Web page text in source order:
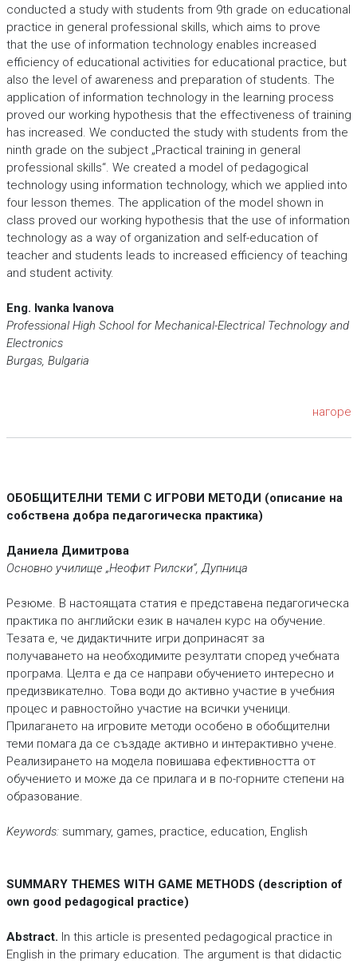
conducted a study with students from 9th grade on educational
practice in general professional skills, which aims to prove
that the use of information technology enables increased
efficiency of educational activities for educational practice, but
also the level of awareness and preparation of students. The
application of information technology in the learning process
proved our working hypothesis that the effectiveness of training
has increased. We conducted the study with students from the
ninth grade on the subject „Practical training in general
professional skills“. We created a model of pedagogical
technology using information technology, which we applied into
four lesson themes. The application of the model shown in
class proved our working hypothesis that the use of information
technology as a way of organization and self-education of
teacher and students leads to increased efficiency of teaching
and student activity.
Eng. Ivanka Ivanova
Professional High School for Mechanical-Electrical Technology and
Electronics
Burgas, Bulgaria
нагоре
ОБОБЩИТЕЛНИ ТЕМИ С ИГРОВИ МЕТОДИ (описание на
собствена добра педагогическа практика)
Даниела Димитрова
Основно училище „Неофит Рилски“, Дупница
Резюме. В настоящата статия е представена педагогическа
практика по английски език в начален курс на обучение.
Тезата е, че дидактичните игри допринасят за
получаването на необходимите резултати според учебната
програма. Целта е да се направи обучението интересно и
предизвикателно. Това води до активно участие в учебния
процес и равностойно участие на всички ученици.
Прилагането на игровите методи особено в обобщителни
теми помага да се създаде активно и интерактивно учене.
Реализирането на модела повишава ефективността от
обучението и може да се прилага и в по-горните степени на
образование.
Keywords:summary, games, practice, education, English
SUMMARY THEMES WITH GAME METHODS (description of
own good pedagogical practice)
Abstract. In this article is presented pedagogical practice in
English in the primary education. The argument is that didactic